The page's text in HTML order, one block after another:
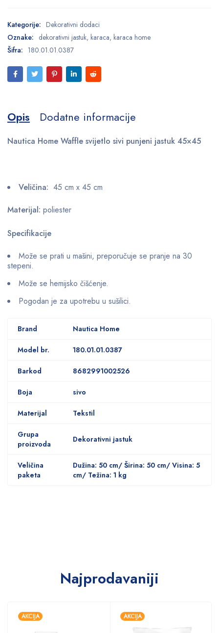
Kategorije: Dekorativni dodaci
Oznake: dekorativni jastuk, karaca, karaca home
Šifra: 180.01.01.0387
Opis Dodatne informacije
Nautica Home Waffle svijetlo sivi punjeni jastuk 45×45
Veličina: 45 cm x 45 cm
Materijal: poliester
Specifikacije
Može se prati u mašini, preporučuje se pranje na 30
stepeni.
Može se hemijsko čišćenje.
Pogodan je za upotrebu u sušilici.
Brand Nautica Home
Model br. 180.01.01.0387
Barkod 8682991002526
Boja sivo
Materijal Tekstil
Grupa
proizvoda
Dekorativni jastuk
Veličina
paketa
Dužina: 50 cm/ Širina: 50 cm/ Visina: 5
cm/ Težina: 1 kg
Najprodavaniji
AKCIJA AKCIJA